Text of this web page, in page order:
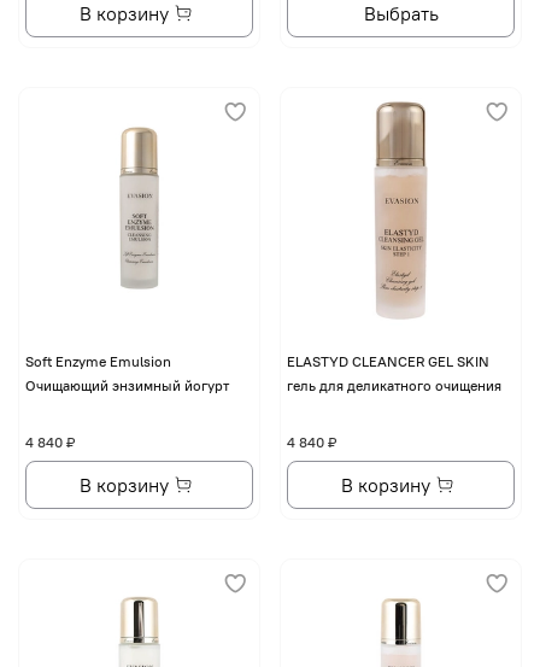
В корзину Выбрать
Soft Enzyme Emulsion
Очищающий энзимный йогурт
4 840 ₽
В корзину
ELASTYD CLEANCER GEL SKIN
гель для деликатного очищения
4 840 ₽
В корзину